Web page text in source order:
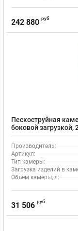
242 880 руб
Пескоструйная
боковой загрузкой,
900х770х200 мм
Производитель:
Артикул:
Тип камеры:
Загрузка изделий в
Объём камеры, л:
31 506 руб